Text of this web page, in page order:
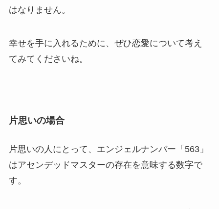
はなりません。
幸せを手に入れるために、ぜひ恋愛について考え
てみてくださいね。
片思いの場合
片思いの人にとって、エンジェルナンバー「563」
はアセンデッドマスターの存在を意味する数字で
す。